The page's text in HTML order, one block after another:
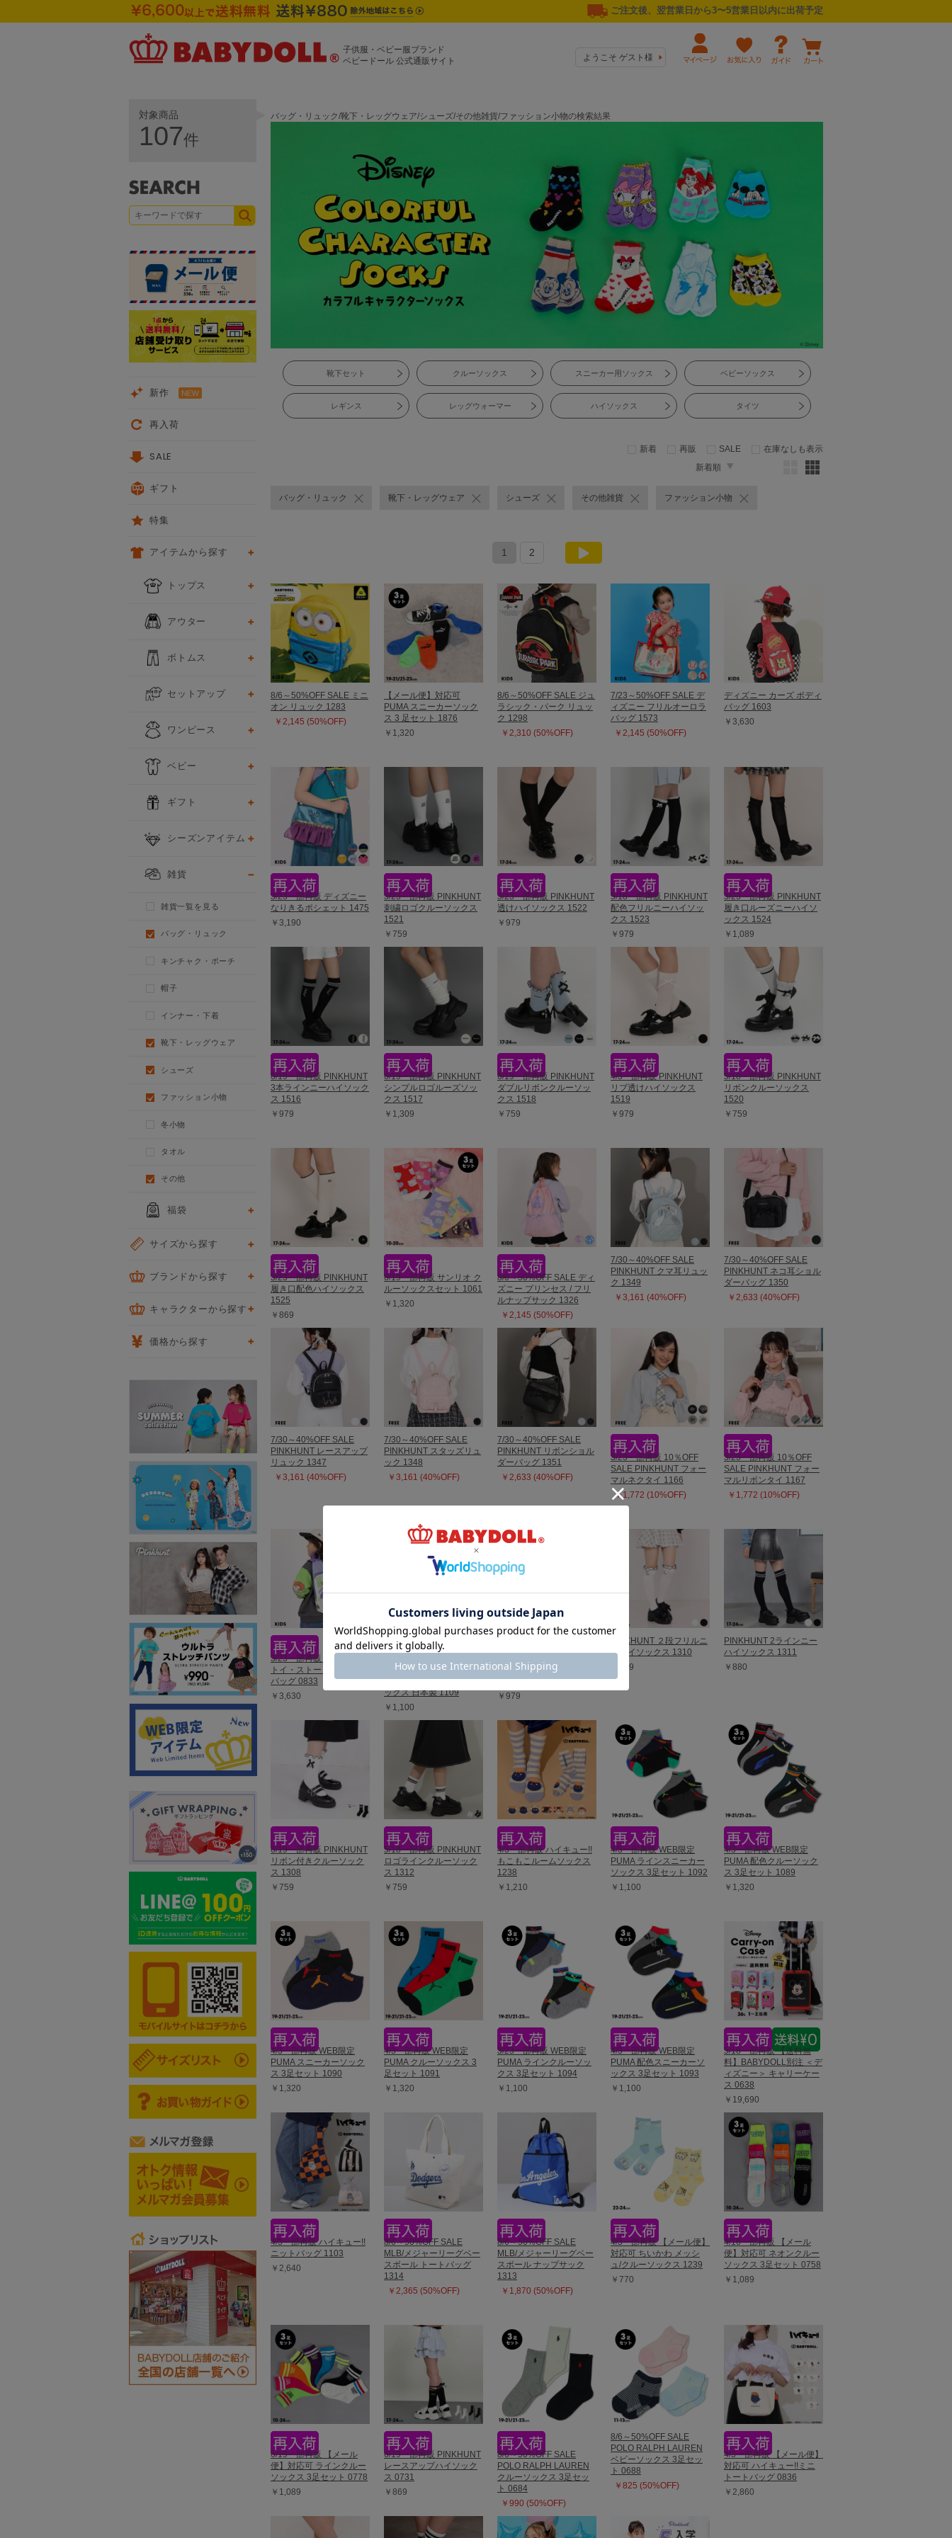
ご注文後、翌営業日から3〜5営業日以内に出荷予定
子供服・ベビー服ブランド
ベビードール 公式通販サイト
ようこそ ゲスト様
バッグ・リュック/靴下・レッグウェア/シューズ/その他雑貨/ファッション小物の検索結果
靴下セット クルーソックス スニーカー用ソックス ベビーソックス
レギンス レッグウォーマー ハイソックス タイツ
新着 再販 SALE
在庫なしも表示
新着順
バッグ・リュック 靴下・レッグウェア シューズ その他雑貨 ファッション小物
1 2
次
8/6～50%OFF SALE ミニ
オン リュック 1283
￥2,145 (50%OFF)
【メール便】対応可
PUMA スニーカーソック
ス 3 足セット 1876
￥1,320
8/6～50%OFF SALE ジュ
ラシック・パーク リュッ
ク 1298
￥2,310 (50%OFF)
7/23～50%OFF SALE デ
ィズニー フリルオーロラ
バッグ 1573
￥2,145 (50%OFF)
ディズニー カーズ ボディ
バッグ 1603
￥3,630
3/23一部再販 ディズニー
なりきるポシェット 1475
￥3,190
3/23一部再販 PINKHUNT
刺繍ロゴクルーソックス
1521
￥759
3/23一部再販 PINKHUNT
透けハイソックス 1522
￥979
5/18一部再販 PINKHUNT
配色フリルニーハイソッ
クス 1523
￥979
3/23一部再販 PINKHUNT
履き口ルーズニーハイソ
ックス 1524
￥1,089
6/19一部再販 PINKHUNT
3本ラインニーハイソック
ス 1516
￥979
6/19一部再販 PINKHUNT
シンプルロゴルーズソッ
クス 1517
￥1,309
6/19一部再販 PINKHUNT
ダブルリボンクルーソッ
クス 1518
￥759
4/3一部再販 PINKHUNT
リブ透けハイソックス
1519
￥979
5/18一部再販 PINKHUNT
リボンクルーソックス
1520
￥759
3/23一部再販 PINKHUNT
履き口配色ハイソックス
1525
￥869
6/19一部再販 サンリオ ク
ルーソックスセット 1061
￥1,320
8/6～50%OFF SALE ディ
ズニー プリンセス / フリ
ルナップサック 1326
￥2,145 (50%OFF)
7/30～40%OFF SALE
PINKHUNT クマ耳リュッ
ク 1349
￥3,161 (40%OFF)
7/30～40%OFF SALE
PINKHUNT ネコ耳ショル
ダーバッグ 1350
￥2,633 (40%OFF)
7/30～40%OFF SALE
PINKHUNT レースアップ
リュック 1347
￥3,161 (40%OFF)
7/30～40%OFF SALE
PINKHUNT スタッズリュ
ック 1348
￥3,161 (40%OFF)
7/30～40%OFF SALE
PINKHUNT リボンショル
ダーバッグ 1351
￥2,633 (40%OFF)
3/23一部再販 10％OFF
SALE PINKHUNT フォー
マルネクタイ 1166
￥1,772 (10%OFF)
3/23一部再販 10％OFF
SALE PINKHUNT フォー
マルリボンタイ 1167
￥1,772 (10%OFF)
3/23一部再販 ディズニー
トイ・ストーリー ボディ
バッグ 0833
￥3,630
グリパイルすべり止め付
きルームスニーカー用ソ
ックス 日本製 1109
￥1,100
リボン付きニーハイソッ
クス 1309
￥979
PINKHUNT ２段フリルニ
ーハイソックス 1310
￥979
PINKHUNT 2ラインニー
ハイソックス 1311
￥880
6/19一部再販 PINKHUNT
リボン付きクルーソック
ス 1308
￥759
5/18一部再販 PINKHUNT
ロゴラインクルーソック
ス 1312
￥759
4/3一部再販 ハイキュー!!
もこもこルームソックス
1238
￥1,210
4/3一部再販 WEB限定
PUMA ラインスニーカー
ソックス 3足セット 1092
￥1,100
4/3一部再販 WEB限定
PUMA 配色クルーソック
ス 3足セット 1089
￥1,320
4/3一部再販 WEB限定
PUMA スニーカーソック
ス 3足セット 1090
￥1,320
4/3一部再販 WEB限定
PUMA クルーソックス 3
足セット 1091
￥1,320
3/23一部再販 WEB限定
PUMA ラインクルーソッ
クス 3足セット 1094
￥1,100
4/3一部再販 WEB限定
PUMA 配色スニーカーソ
ックス 3足セット 1093
￥1,100
5/18一部再販 【送料無
料】BABYDOLL別注 ＜デ
ィズニー＞ キャリーケー
ス 0638
￥19,690
4/3一部再販 ハイキュー!!
ニットバッグ 1103
￥2,640
8/6～50%OFF SALE
MLB/メジャーリーグベー
スボール トートバッグ
1314
￥2,365 (50%OFF)
8/6～50%OFF SALE
MLB/メジャーリーグベー
スボール ナップサック
1313
￥1,870 (50%OFF)
4/3一部再販 【メール便】
対応可 ちいかわ メッシ
ュ/クルーソックス 1239
￥770
4/16一部再販 【メール
便】対応可 ネオンクルー
ソックス 3足セット 0758
￥1,089
6/19一部再販 【メール
便】対応可 ラインクルー
ソックス 3足セット 0778
￥1,089
6/19一部再販 PINKHUNT
レースアップハイソック
ス 0731
￥869
8/6～50%OFF SALE
POLO RALPH LAUREN
クルーソックス 3足セッ
ト 0684
￥990 (50%OFF)
8/6～50%OFF SALE
POLO RALPH LAUREN
ベビーソックス 3足セッ
ト 0688
￥825 (50%OFF)
4/3一部再販 【メール便】
対応可 ハイキュー!!ミニ
トートバッグ 0836
￥2,860
対象商品
107件
新作
再入荷
SALE
ギフト
特集
アイテムから探す
トップス
アウター
ボトムス
セットアップ
ワンピース
ベビー
ギフト
シーズンアイテム
雑貨
雑貨一覧を見る
バッグ・リュック
キンチャク・ポーチ
帽子
インナー・下着
靴下・レッグウェア
シューズ
ファッション小物
冬小物
タオル
その他
福袋
サイズから探す
ブランドから探す
キャラクターから探す
価格から探す